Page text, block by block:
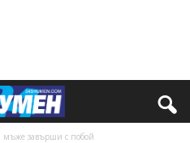
завърши с побой